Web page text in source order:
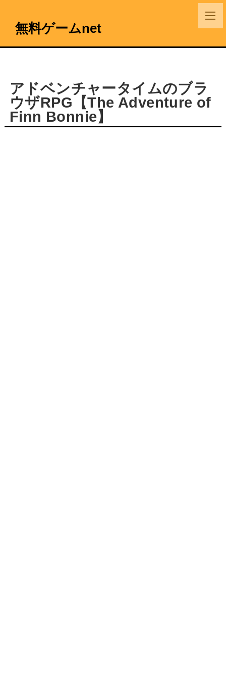
無料ゲームnet
アドベンチャータイムのブラ
ウザRPG【The Adventure of
Finn Bonnie】